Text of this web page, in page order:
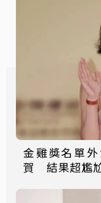
金雞獎名單
賀 結果超尷